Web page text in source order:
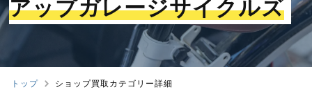
アップガレージサイクルズ
トップ ショップ買取カテゴリー詳細